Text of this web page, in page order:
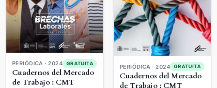
PERIÓDICA · 2024 GRATUITA
Cuadernos del Mercado
de Trabajo : CMT
PERIÓDICA · 2024 GRATUITA
Cuadernos del Mercado
de Trabajo : CMT